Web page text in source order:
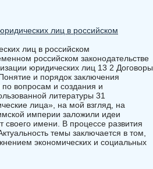
лиц в российском
лиц в российском
российском законодательстве
юридических лиц 13 2 Договоры
и порядок заключения
вопросам и создания и
литературы 31
лица», на мой взгляд, на
империи заложили идеи
имени. В процессе развития
темы заключается в том,
экономических и социальных